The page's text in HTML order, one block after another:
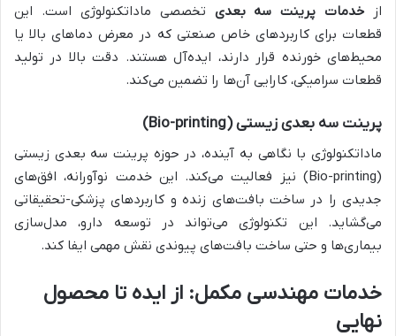
از خدمات پرینت سه بعدی تخصصی ماداتکنولوژی است. این
قطعات برای کاربردهای خاص صنعتی که در معرض دماهای بالا یا
محیط‌های خورنده قرار دارند، ایده‌آل هستند. دقت بالا در تولید
قطعات سرامیکی، کارایی آن‌ها را تضمین می‌کند.
پرینت سه بعدی زیستی (Bio-printing)
ماداتکنولوژی با نگاهی به آینده، در حوزه پرینت سه بعدی زیستی
(Bio-printing) نیز فعالیت می‌کند. این خدمت نوآورانه، افق‌های
جدیدی را در ساخت بافت‌های زنده و کاربردهای پزشکی-تحقیقاتی
می‌گشاید. این تکنولوژی می‌تواند در توسعه دارو، مدل‌سازی
بیماری‌ها و حتی ساخت بافت‌های پیوندی نقش مهمی ایفا کند.
خدمات مهندسی مکمل: از ایده تا محصول
نهایی